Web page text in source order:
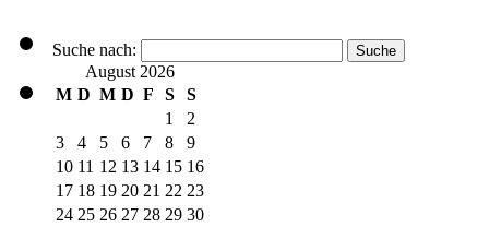
Suche nach:
August 2026
M D M D F S S
1
2
3
4 5 6 7 8
9
10 11 12 13 14 15 16
17 18 19 20 21 22 23
24 25 26 27 28 29 30